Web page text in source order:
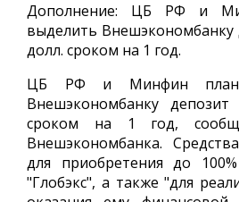
Дополнение: ЦБ РФ и
выделить Внешэкономбанку
долл. сроком на 1 год.
ЦБ РФ и Минфин
Внешэкономбанку
сроком на 1 год,
Внешэкономбанка.
для приобретения до
"Глобэкс", а также "для